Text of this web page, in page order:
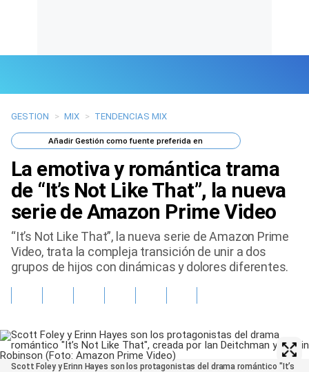
Últimas Noticias
Mi Bolsillo
Respuestas
Gente
Vida Laboral
Tendencias Mix
Sports
GESTION > MIX > TENDENCIAS MIX
AñadirGestión como fuente preferida en
La emotiva y romántica trama
de “It’s Not Like That”, la nueva
serie de Amazon Prime Video
“It’s Not Like That”, la nueva serie de Amazon Prime
Video, trata la compleja transición de unir a dos
grupos de hijos con dinámicas y dolores diferentes.
Scott Foley y Erinn Hayes son los protagonistas del drama romántico "It’s